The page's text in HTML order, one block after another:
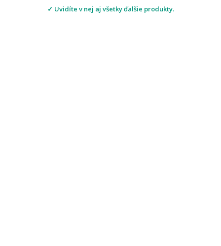
✓ Uvidíte v nej aj všetky ďalšie produkty.